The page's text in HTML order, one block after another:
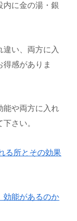
内に金の湯・銀
い、両方に入
感がありま
能や両方に入れ
さい。
る所とその効果
効能があるのか